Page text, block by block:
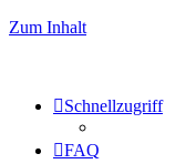
Zum Inhalt
Schnellzugriff
FAQ